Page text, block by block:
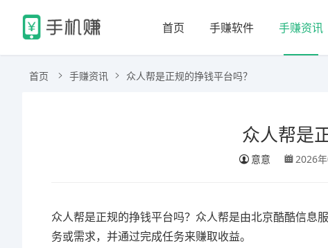
首页 手赚软件 手赚资讯
首页 手赚资讯 众人帮是正规的挣钱平台吗？
众人帮是
意意 2026
众人帮是正规的挣钱平台吗？众人帮是由北京酷酷信息
务或需求，并通过完成任务来赚取收益。